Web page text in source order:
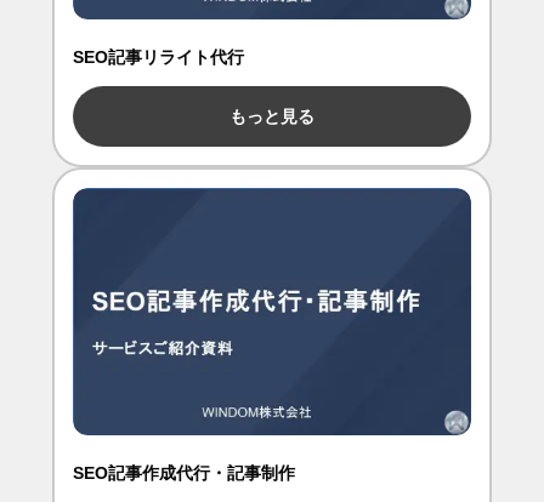
SEO記事リライト代行
もっと見る
SEO記事作成代行・記事制作